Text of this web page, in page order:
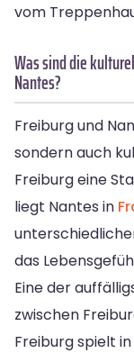
vom
Was sind die
Nantes?
Freiburg und
sondern auch
Freiburg eine
liegt Nantes in
das
Eine der
zwischen
Freiburg spielt